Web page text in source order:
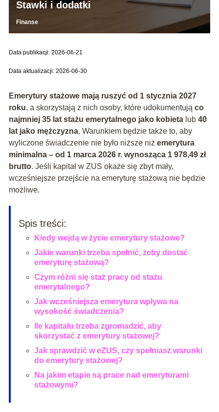
Stawki i dodatki
Finanse
Data publikacji: 2026-06-21
Data aktualizacji: 2026-06-30
Emerytury stażowe mają ruszyć od 1 stycznia 2027
roku, a skorzystają z nich osoby, które udokumentują co
najmniej 35 lat stażu emerytalnego jako kobietalub 40
lat jako mężczyzna. Warunkiem będzie także to, aby
wyliczone świadczenie nie było niższe niż emerytura
minimalna – od 1 marca 2026 r. wynosząca 1 978,49 zł
brutto. Jeśli kapitał w ZUS okaże się zbyt mały,
wcześniejsze przejście na emeryturę stażową nie będzie
możliwe.
Spis treści:
Kiedy wejdą w życie emerytury stażowe?
Jakie warunki trzeba spełnić, żeby dostać
emeryturę stażową?
Czym różni się staż pracy od stażu
emerytalnego?
Jak wcześniejsza emerytura wpływa na
wysokość świadczenia?
Ile kapitału trzeba zgromadzić, aby
skorzystać z emerytury stażowej?
Jak sprawdzić w eZUS, czy spełniasz warunki
do emerytury stażowej?
Na jakim etapie są prace nad emeryturami
stażowymi?